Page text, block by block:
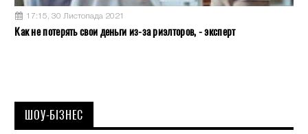
17:15, 30 Листопада 2021
Как не потерять свои деньги из-за риэлторов, - эксперт
ШОУ-БІЗНЕС